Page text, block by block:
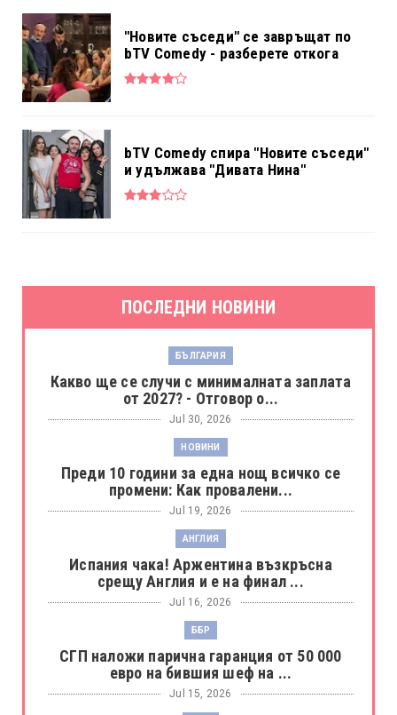
"Новите съседи" се завръщат по
bTV Comedy - разберете откога
bTV Comedy спира "Новите съседи"
и удължава "Дивата Нина"
ПОСЛЕДНИ НОВИНИ
БЪЛГАРИЯ
Какво ще се случи с минималната заплата
от 2027? - Отговор о...
Jul 30, 2026
НОВИНИ
Преди 10 години за една нощ всичко се
промени: Как провалени...
Jul 19, 2026
АНГЛИЯ
Испания чака! Аржентина възкръсна
срещу Англия и е на финал ...
Jul 16, 2026
ББР
СГП наложи парична гаранция от 50 000
евро на бившия шеф на ...
Jul 15, 2026